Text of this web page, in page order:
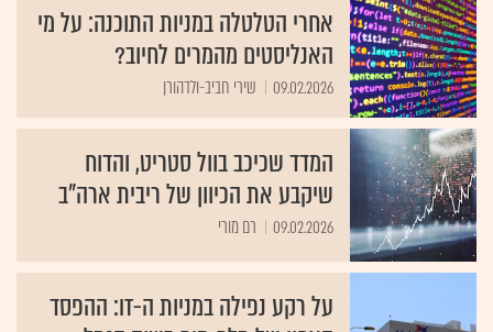
אחרי הטלטלה במניות התוכנה: על מי
האנליסטים מהמרים לחיוב?
09.02.2026 שירי חביב-ולדהורן
המדד שכיכב בוול סטריט, והדוח
שיקבע את הכיוון של ריבית ארה"ב
09.02.2026 רם מורי
על רקע נפילה במניות ה-IT: ההפסד